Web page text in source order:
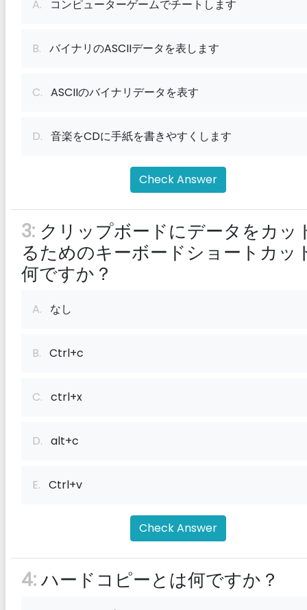
A. コンピューターゲームでチートします
B. バイナリのASCIIデータを表します
C. ASCIIのバイナリデータを表す
D. 音楽をCDに手紙を書きやすくします
Check Answer
3: クリップボードにデータをカッ
るためのキーボードショートカッ
何ですか？
A. なし
B. Ctrl+c
C. ctrl+x
D. alt+c
E. Ctrl+v
Check Answer
4:ハードコピーとは何ですか？